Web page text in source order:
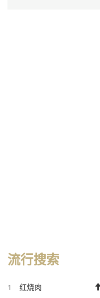
流行搜索
1 红烧肉